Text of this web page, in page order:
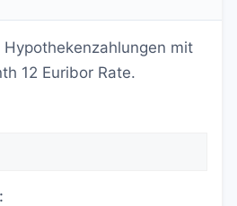
Hypothekenzahlungen mit
12 Euribor Rate.